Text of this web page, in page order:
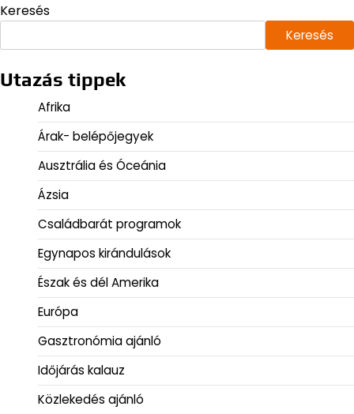
Keresés
Keresés
Utazás tippek
Afrika
Árak- belépőjegyek
Ausztrália és Óceánia
Ázsia
Családbarát programok
Egynapos kirándulások
Észak és dél Amerika
Európa
Gasztronómia ajánló
Időjárás kalauz
Közlekedés ajánló